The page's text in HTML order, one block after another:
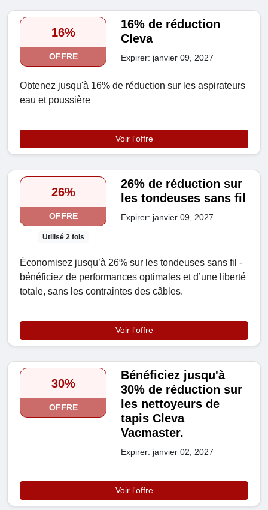
16%
OFFRE
16% de réduction
Cleva
Expirer: janvier 09, 2027
Obtenez jusqu'à 16% de réduction sur les aspirateurs
eau et poussière
Voir l'offre
26%
OFFRE
Utilisé 2 fois
26% de réduction sur
les tondeuses sans fil
Expirer: janvier 09, 2027
Économisez jusqu’à 26% sur les tondeuses sans fil -
bénéficiez de performances optimales et d’une liberté
totale, sans les contraintes des câbles.
Voir l'offre
30%
OFFRE
Bénéficiez jusqu'à
30% de réduction sur
les nettoyeurs de
tapis Cleva
Vacmaster.
Expirer: janvier 02, 2027
Voir l'offre